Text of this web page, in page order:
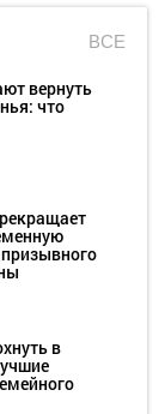
ВСЕ
вернуть
что
в